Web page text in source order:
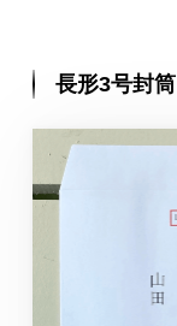
長形3号封筒